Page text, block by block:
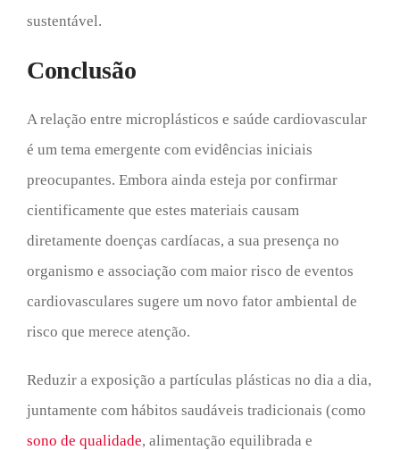
sustentável.
Conclusão
A relação entre microplásticos e saúde cardiovascular
é um tema emergente com evidências iniciais
preocupantes. Embora ainda esteja por confirmar
cientificamente que estes materiais causam
diretamente doenças cardíacas, a sua presença no
organismo e associação com maior risco de eventos
cardiovasculares sugere um novo fator ambiental de
risco que merece atenção.
Reduzir a exposição a partículas plásticas no dia a dia,
juntamente com hábitos saudáveis tradicionais (como
sono de qualidade, alimentação equilibrada e